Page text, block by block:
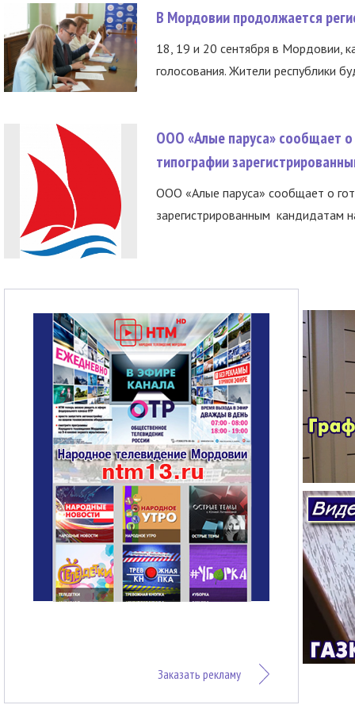
В Мордовии продолжается
18, 19 и 20 сентября в Мордовии,
голосования. Жители республики
ООО «Алые паруса» сообщает о
типографии
ООО «Алые паруса» сообщает о
зарегистрированным кандидатам
Заказать рекламу